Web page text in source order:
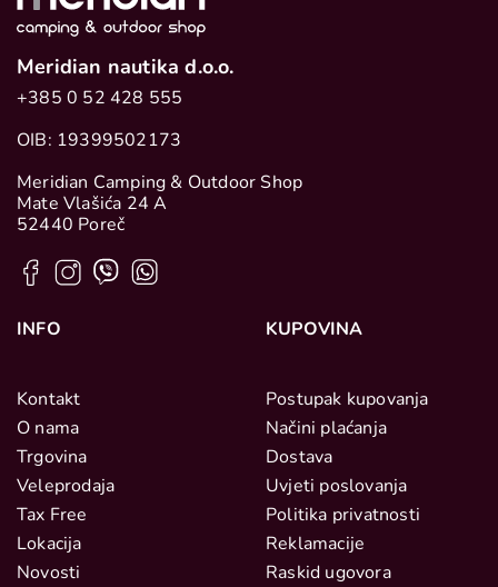
Meridian nautika d.o.o.
+385 0 52 428 555
OIB: 19399502173
Meridian Camping & Outdoor Shop
Mate Vlašića 24 A
52440 Poreč
INFO
Kontakt
O nama
Trgovina
Veleprodaja
Tax Free
Lokacija
Novosti
KUPOVINA
Postupak kupovanja
Načini plaćanja
Dostava
Uvjeti poslovanja
Politika privatnosti
Reklamacije
Raskid ugovora